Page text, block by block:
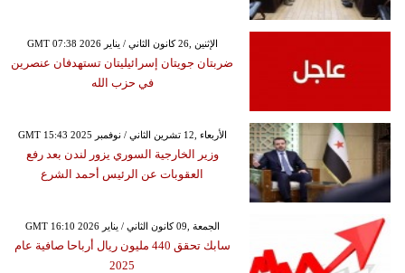
GMT 07:38 2026 الإثنين ,26 كانون الثاني / يناير
ضربتان جويتان إسرائيليتان تستهدفان عنصرين
في حزب الله
GMT 15:43 2025 الأربعاء ,12 تشرين الثاني / نوفمبر
وزير الخارجية السوري يزور لندن بعد رفع
العقوبات عن الرئيس أحمد الشرع
GMT 16:10 2026 الجمعة ,09 كانون الثاني / يناير
سابك تحقق 440 مليون ريال أرباحا صافية عام
2025